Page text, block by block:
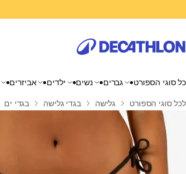
כל סוגי הספורט גברים נשים ילדים אביזרים
בית
לכל סוגי הספורט גלישה בגדי גלישה בגדי ים